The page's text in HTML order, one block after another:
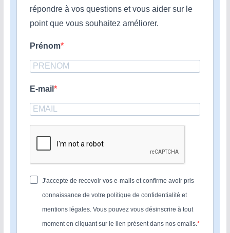
répondre à vos questions et vous aider sur le
point que vous souhaitez améliorer.
Prénom
E-mail
J'accepte de recevoir vos e-mails et confirme avoir pris
connaissance de votre politique de confidentialité et
mentions légales. Vous pouvez vous désinscrire à tout
moment en cliquant sur le lien présent dans nos emails.